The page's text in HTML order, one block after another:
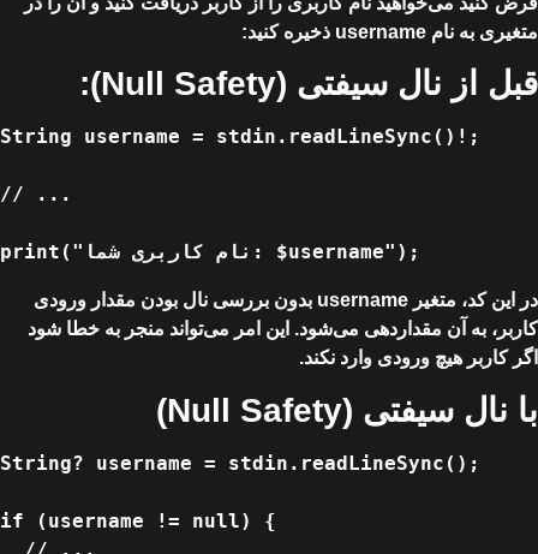
متغیری به نام username ذخیره کنید:
قبل از نال سیفتی (Null Safety):
String username = stdin.readLineSync()!;
// ...
در این کد، متغیر username بدون بررسی نال بودن مقدار ورودی
کاربر، به آن مقداردهی می‌شود. این امر می‌تواند منجر به خطا شود
اگر کاربر هیچ ورودی وارد نکند.
با نال سیفتی (Null Safety)
String? username = stdin.readLineSync();
if (username != null) {